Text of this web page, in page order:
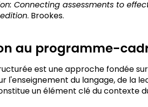
Connecting assessments to
. Brookes.
au programme-
est une approche fondée
l'enseignement du langage, de la
un élément clé du contexte